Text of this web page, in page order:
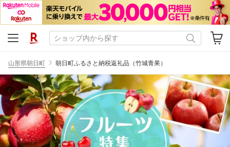
山形県朝日町 朝日町ふるさと納税返礼品（竹城青果）